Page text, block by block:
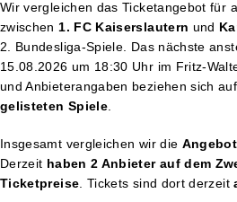
Wir vergleichen das Ticketangebot für
zwischen1. FC Kaiserslautern und
2. Bundesliga-Spiele. Das nächste
15.08.2026 um 18:30 Uhr im Fritz-
und Anbieterangaben beziehen sich auf
gelisteten Spiele.
Insgesamt vergleichen wir die
Derzeit haben 2 Anbieter auf dem
Ticketpreise. Tickets sind dort derzeit